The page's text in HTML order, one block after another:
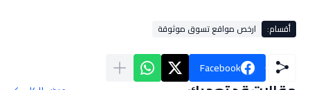
أقسام: ارخص مواقع تسوق موثوقة
Facebook